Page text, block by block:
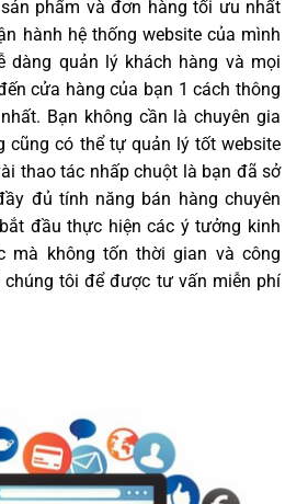
phẩm và đơn hàng tối ưu nhất
hành hệ thống website của mình
dàng quản lý khách hàng và mọi
cửa hàng của bạn 1 cách thông
Bạn không cần là chuyên gia
cũng có thể tự quản lý tốt website
thao tác nhấp chuột là bạn đã sở
đủ tính năng bán hàng chuyên
đầu thực hiện các ý tưởng kinh
mà không tốn thời gian và công
chúng tôi để được tư vấn miễn phí